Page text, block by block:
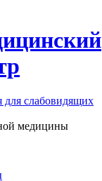
для слабовидящих
медицины